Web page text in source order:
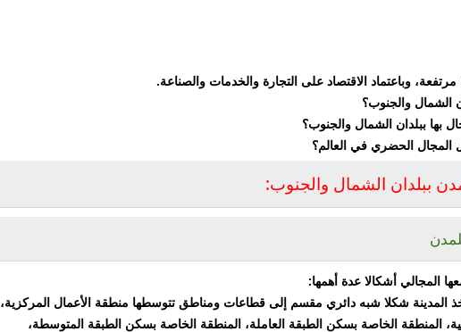
وباعتماد الاقتصاد على التجارة والخدمات والصناعة.
الشمال والجنوب؟
بها ببلدان الشمال والجنوب؟
المجال الحضري في العالم؟
ببلدان الشمال والجنوب:
المجالي أشكالا عدة أهمها:
المدينة شكلا شبه دائري مقسم إلى قطاعات ومناطق تتوسطها منطقة الأعمال المركزية،
المنطقة الخاصة بسكن الطبقة العاملة، المنطقة الخاصة بسكن الطبقة المتوسطة،